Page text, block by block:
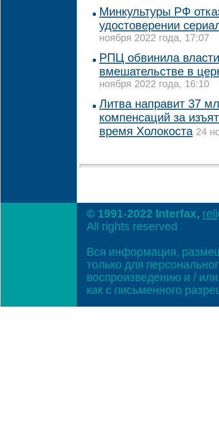
Минкультуры РФ
удостоверении
ноября 2022 года, 17:07
РПЦ обвинила
вмешательстве в
ноября 2022 года, 16:10
Литва направит 37
компенсаций за
время Холокоста 24
© 1991-2022 Interfax,
All rights reserved
Вся информация,
только для
воспроизведению и /
как с письменного